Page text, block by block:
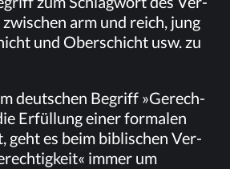
arm und reich, jung
und Ober­schicht usw. zu
deut­schen Be­griff »Ge­rech­
Er­fül­lung ei­ner for­ma­len
geht es beim bi­bli­schen Ver­
im­mer um